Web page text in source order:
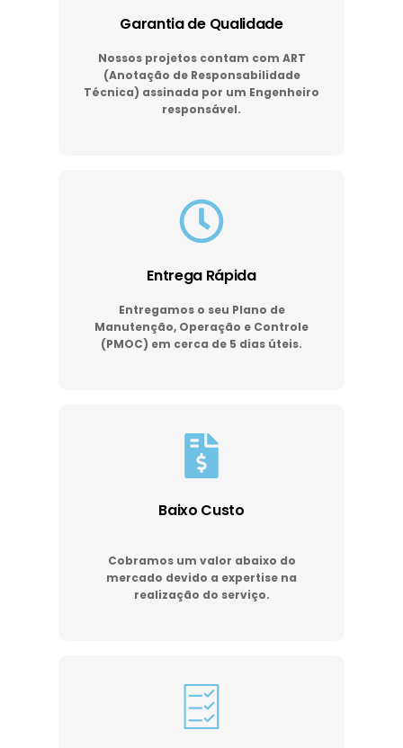
Garantia de Qualidade
Nossos projetos contam com ART
(Anotação de Responsabilidade
Técnica) assinada por um Engenheiro
responsável.
Entrega Rápida
Entregamos o seu Plano de
Manutenção, Operação e Controle
(PMOC) em cerca de 5 dias úteis.
Baixo Custo
Cobramos um valor abaixo do
mercado devido a expertise na
realização do serviço.